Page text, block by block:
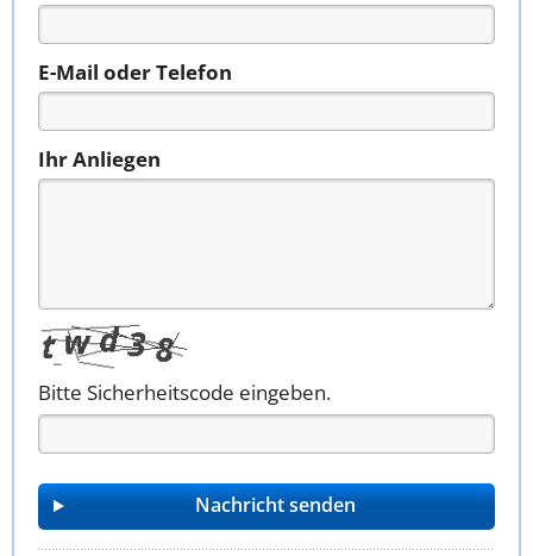
E-Mail oder Telefon
Ihr Anliegen
Bitte Sicherheitscode eingeben.